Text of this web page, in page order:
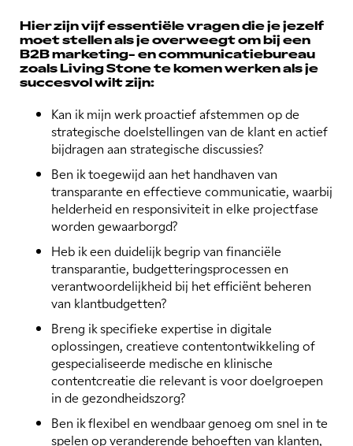
Hier zijn vijf essentiële vragen die je jezelf
moet stellen als je overweegt om bij een
B2B marketing- en communicatiebureau
zoals Living Stone te komen werken als je
succesvol wilt zijn:
Kan ik mijn werk proactief afstemmen op de
strategische doelstellingen van de klant en actief
bijdragen aan strategische discussies?
Ben ik toegewijd aan het handhaven van
transparante en effectieve communicatie, waarbij
helderheid en responsiviteit in elke projectfase
worden gewaarborgd?
Heb ik een duidelijk begrip van financiële
transparantie, budgetteringsprocessen en
verantwoordelijkheid bij het efficiënt beheren
van klantbudgetten?
Breng ik specifieke expertise in digitale
oplossingen, creatieve contentontwikkeling of
gespecialiseerde medische en klinische
contentcreatie die relevant is voor doelgroepen
in de gezondheidszorg?
Ben ik flexibel en wendbaar genoeg om snel in te
spelen op veranderende behoeften van klanten,